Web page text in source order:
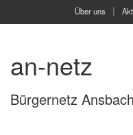
Über uns
an-netz
Bürgernetz